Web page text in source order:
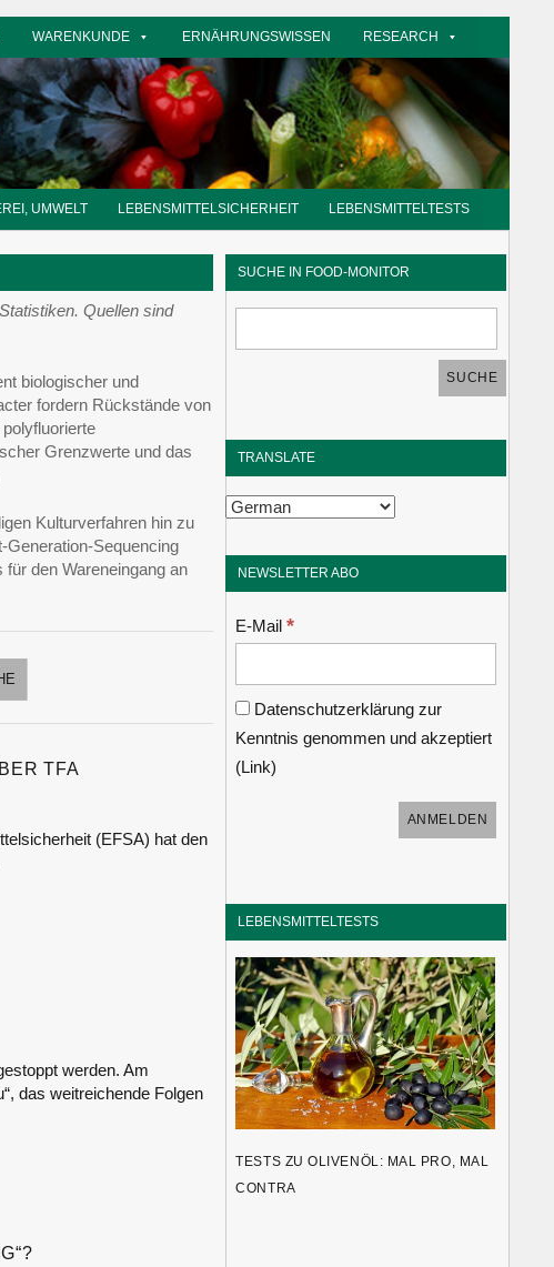
WARENKUNDE ERNÄHRUNGSWISSEN RESEARCH
food-
UMWELT LEBENSMITTELSICHERHEIT LEBENSMITTELTESTS
Quellen sind
biologischer und
fordern Rückstände von
Grenzwerte und das
Kulturverfahren hin zu
Generation-Sequencing
den Wareneingang an
TFA
(EFSA) hat den
werden. Am
das weitreichende Folgen
SUCHE IN FOOD-MONITOR
TRANSLATE
NEWSLETTER ABO
E-Mail*
Datenschutzerklärung zur
Kenntnis genommen und akzeptiert
(Link)
LEBENSMITTELTESTS
TESTS ZU OLIVENÖL: MAL PRO, MAL
CONTRA